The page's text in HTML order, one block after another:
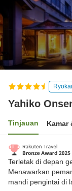
Yahiko
Tinjauan Kamar
Terletak di depan
Menawarkan
mandi pengintai di